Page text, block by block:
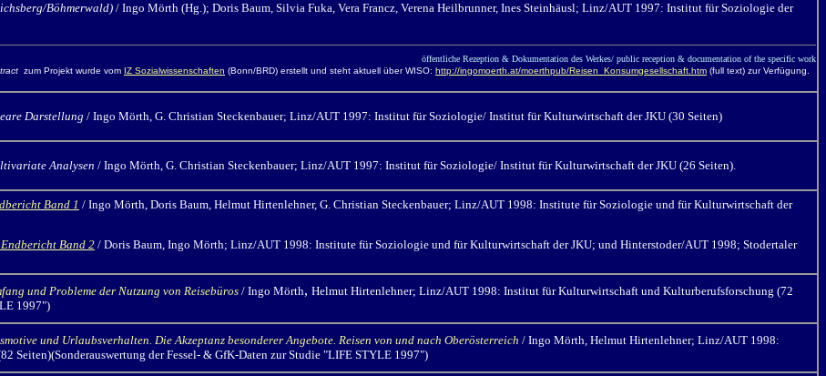
Böhmerwald) / Ingo Mörth (Hg.); Doris Baum, Silvia Fuka, Vera Francz, Verena Heilbrunner, Ines Steinhäusl; Linz/AUT 1997: Institut für Soziologie der
öffentliche Rezeption & Dokumentation des Werkes/ public reception & documentation of the specific work
zum Projekt wurde vom IZ Sozialwissenschaften (Bonn/BRD) erstellt und steht aktuell über WISO: http://ingomoerth.at/moerthpub/Reisen_Konsumgesellschaft.htm (full text) zur Verfügung.
Darstellung / Ingo Mörth, G. Christian Steckenbauer; Linz/AUT 1997: Institut für Soziologie/ Institut für Kulturwirtschaft der JKU (30 Seiten)
Analysen / Ingo Mörth, G. Christian Steckenbauer; Linz/AUT 1997: Institut für Soziologie/ Institut für Kulturwirtschaft der JKU (26 Seiten).
Band 1 / Ingo Mörth, Doris Baum, Helmut Hirtenlehner, G. Christian Steckenbauer; Linz/AUT 1998: Institute für Soziologie und für Kulturwirtschaft der
Band 2 / Doris Baum, Ingo Mörth; Linz/AUT 1998: Institute für Soziologie und für Kulturwirtschaft der JKU; und Hinterstoder/AUT 1998; Stodertaler
und Probleme der Nutzung von Reisebüros / Ingo Mörth, Helmut Hirtenlehner; Linz/AUT 1998: Institut für Kulturwirtschaft und Kulturberufsforschung (72
1997")
und Urlaubsverhalten. Die Akzeptanz besonderer Angebote. Reisen von und nach Oberösterreich / Ingo Mörth, Helmut Hirtenlehner; Linz/AUT 1998:
der Fessel- & GfK-Daten zur Studie "LIFE STYLE 1997")